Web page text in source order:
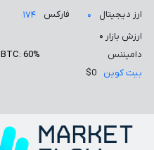
ارز دیجیتال ۰ فارکس
۱۷۴
ارزش بازار ۰
دامیننس
BTC: 60%
بیت کوین
$0